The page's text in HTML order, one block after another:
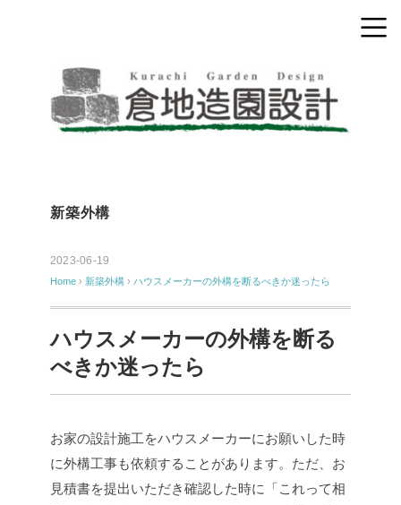
新築外構
2023-06-19
Home › 新築外構 › ハウスメーカーの外構を断るべきか迷ったら
ハウスメーカーの外構を断る
べきか迷ったら
お家の設計施工をハウスメーカーにお願いした時
に外構工事も依頼することがあります。ただ、お
見積書を提出いただき確認した時に「これって相